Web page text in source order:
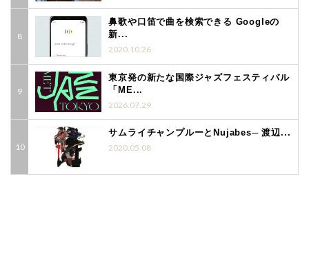
鼻歌や口笛で曲を検索できる Googleの
新...
2020.10.26
東京発の新たな国際ジャズフェスティバル
「ME...
2026.07.29
サムライチャンプルーとNujabes─ 渡辺...
2020.05.08